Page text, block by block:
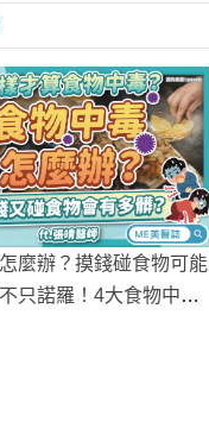
麼辦？摸錢碰食物可能
只諾羅！4大食物中毒